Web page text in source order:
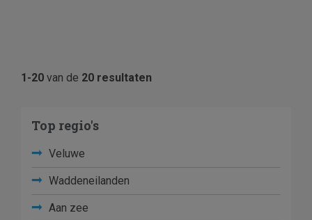
1-20 van de 20 resultaten
Top regio's
Veluwe
Waddeneilanden
Aan zee